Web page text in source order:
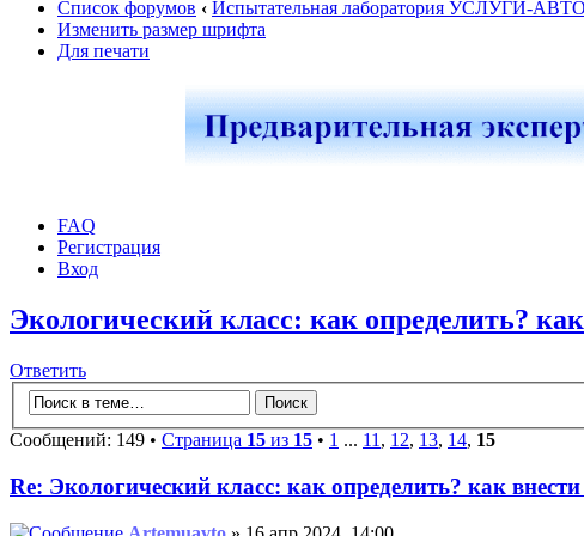
Список форумов ‹ Испытательная лаборатория УСЛУГИ-АВТО
Изменить размер шрифта
Для печати
FAQ
Регистрация
Вход
Экологический класс: как определить?
Ответить
Сообщений: 149 • Страница 15 из 15 • 1 ... 11 , 12, 13, 14, 15
Re: Экологический класс: как определить? как